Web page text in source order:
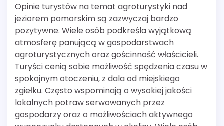
Opinie turystów na temat agroturystyki nad
jeziorem pomorskim są zazwyczaj bardzo
pozytywne. Wiele osób podkreśla wyjątkową
atmosferę panującą w gospodarstwach
agroturystycznych oraz gościnność właścicieli.
Turyści cenią sobie możliwość spędzenia czasu w
spokojnym otoczeniu, z dala od miejskiego
zgiełku. Często wspominają o wysokiej jakości
lokalnych potraw serwowanych przez
gospodarzy oraz o możliwościach aktywnego